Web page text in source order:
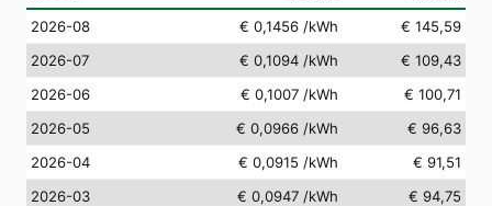
2026-08 € 0,1456 /kWh
€ 145,59
2026-07
€ 0,1094 /kWh
€ 109,43
2026-06
€ 0,1007 /kWh
€ 100,71
2026-05
€ 0,0966 /kWh
€ 96,63
2026-04
€ 0,0915 /kWh
€ 91,51
2026-03
€ 0,0947 /kWh
€ 94,75